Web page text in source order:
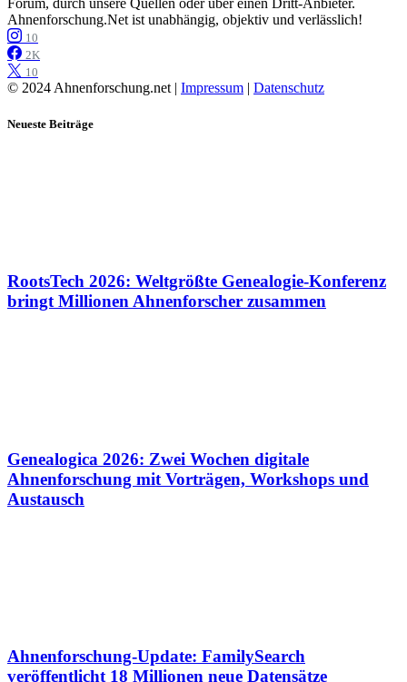
Forum, durch unsere Quellen oder über einen Dritt-Anbieter.
Ahnenforschung.Net ist unabhängig, objektiv und verlässlich!
10
2K
10
© 2024 Ahnenforschung.net | Impressum | Datenschutz
Neueste Beiträge
RootsTech 2026: Weltgrößte Genealogie-Konferenz
bringt Millionen Ahnenforscher zusammen
Genealogica 2026: Zwei Wochen digitale
Ahnenforschung mit Vorträgen, Workshops und
Austausch
Ahnenforschung-Update: FamilySearch
veröffentlicht 18 Millionen neue Datensätze